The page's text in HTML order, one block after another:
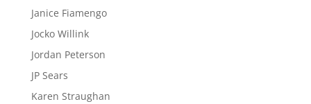
Janice Fiamengo
Jocko Willink
Jordan Peterson
JP Sears
Karen Straughan